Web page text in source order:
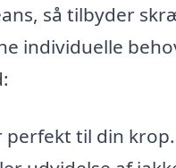
så tilbyder
individuelle
perfekt til din